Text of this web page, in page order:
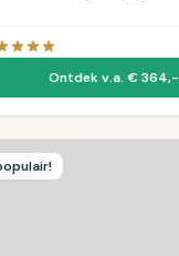
Ontdek v.a. € 364,-